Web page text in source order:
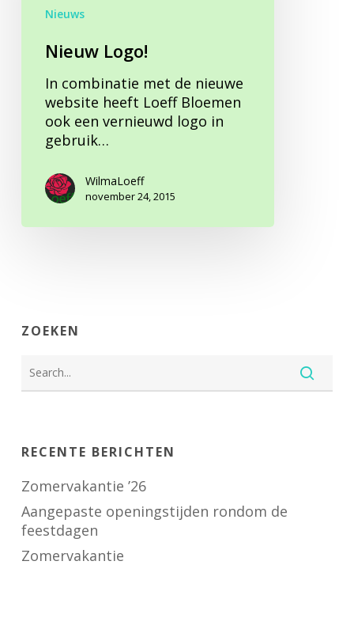
Nieuws
Nieuw Logo!
In combinatie met de nieuwe
website heeft Loeff Bloemen
ook een vernieuwd logo in
gebruik…
WilmaLoeff
november 24, 2015
ZOEKEN
RECENTE BERICHTEN
Zomervakantie ’26
Aangepaste openingstijden rondom de
feestdagen
Zomervakantie